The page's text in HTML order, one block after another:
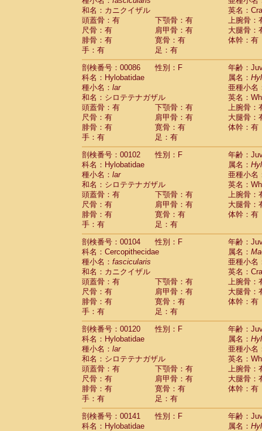
和名：カニクイザル
英名：
頭蓋骨：有
下顎骨：有
上腕骨：
尺骨：有
肩甲骨：有
大腿骨：
腓骨：有
寛骨：有
体幹：有
手：有
足：有
剖検番号：00086
性別：F
年齢：
科名：Hylobatidae
属名：
種小名： lar
亜種小名
和名：シロテテナガザル
英名：
頭蓋骨：有
下顎骨：有
上腕骨：
尺骨：有
肩甲骨：有
大腿骨：
腓骨：有
寛骨：有
体幹：有
手：有
足：有
剖検番号：00102
性別：F
年齢：
科名：Hylobatidae
属名：
種小名： lar
亜種小名
和名：シロテテナガザル
英名：
頭蓋骨：有
下顎骨：有
上腕骨：
尺骨：有
肩甲骨：有
大腿骨：
腓骨：有
寛骨：有
体幹：有
手：有
足：有
剖検番号：00104
性別：F
年齢：
科名：Cercopithecidae
属名：
種小名： fascicularis
亜種小名
和名：カニクイザル
英名：
頭蓋骨：有
下顎骨：有
上腕骨：
尺骨：有
肩甲骨：有
大腿骨：
腓骨：有
寛骨：有
体幹：有
手：有
足：有
剖検番号：00120
性別：F
年齢：
科名：Hylobatidae
属名：
種小名： lar
亜種小名
和名：シロテテナガザル
英名：
頭蓋骨：有
下顎骨：有
上腕骨：
尺骨：有
肩甲骨：有
大腿骨：
腓骨：有
寛骨：有
体幹：有
手：有
足：有
剖検番号：00141
性別：F
年齢：
科名：Hylobatidae
属名：